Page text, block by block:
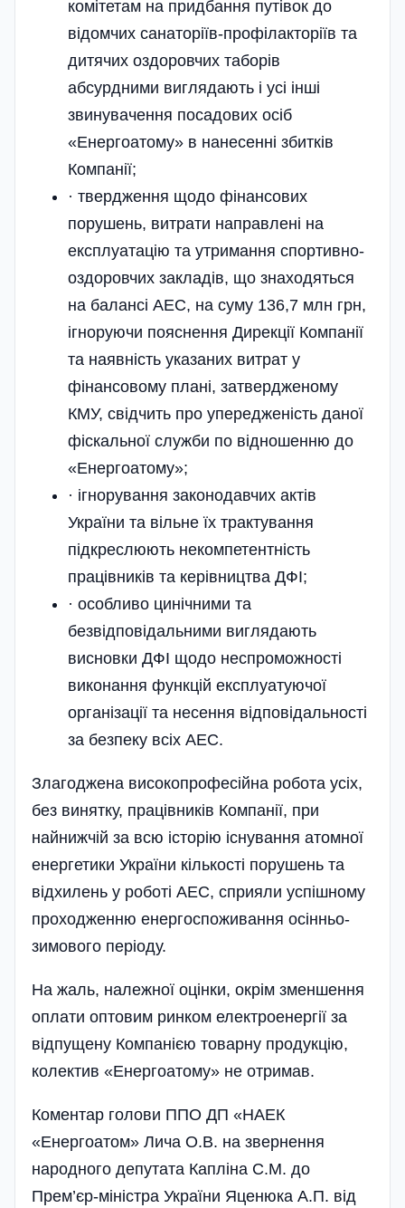
комітетам на придбання путівок до
відомчих санаторіїв-профілакторіїв та
дитячих оздоровчих таборів
абсурдними виглядають і усі інші
звинувачення посадових осіб
«Енергоатому» в нанесенні збитків
Компанії;
· твердження щодо фінансових
порушень, витрати направлені на
експлуатацію та утримання спортивно-
оздоровчих закладів, що знаходяться
на балансі АЕС, на суму 136,7 млн грн,
ігноруючи пояснення Дирекції Компанії
та наявність указаних витрат у
фінансовому плані, затвердженому
КМУ, свідчить про упередженість даної
фіскальної служби по відношенню до
«Енергоатому»;
· ігнорування законодавчих актів
України та вільне їх трактування
підкреслюють некомпетентність
працівників та керівництва ДФІ;
· особливо цинічними та
безвідповідальними виглядають
висновки ДФІ щодо неспроможності
виконання функцій експлуатуючої
організації та несення відповідальності
за безпеку всіх АЕС.
Злагоджена високопрофесійна робота усіх,
без винятку, працівників Компанії, при
найнижчій за всю історію існування атомної
енергетики України кількості порушень та
відхилень у роботі АЕС, сприяли успішному
проходженню енергоспоживання осінньо-
зимового періоду.
На жаль, належної оцінки, окрім зменшення
оплати оптовим ринком електроенергії за
відпущену Компанією товарну продукцію,
колектив «Енергоатому» не отримав.
Коментар голови ППО ДП «НАЕК
«Енергоатом» Лича О.В. на звернення
народного депутата Капліна С.М. до
Прем’єр-міністра України Яценюка А.П. від